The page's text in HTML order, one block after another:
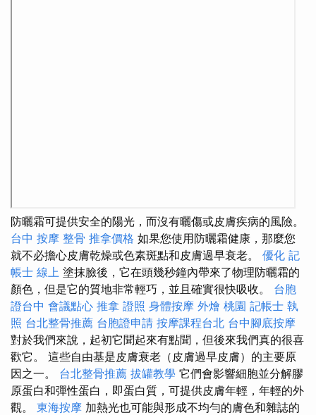
防曬霜可提供安全的陽光，而沒有曬傷或皮​​膚疾病的風險。
台中 按摩 整骨 推拿價格 如果您使用防曬霜健康，那麼您
就不必擔心皮膚乾燥或色素斑點和皮膚過早衰老。 優化 記
帳士 線上 塗抹臉後，它在頭幾秒鐘內帶來了物理防曬霜的
顏色，但是它的質地非常輕巧，並且確實很快吸收。 台胞
證台中 會議點心 推拿 證照 身體按摩 外燴 桃園 記帳士 執
照 台北整骨推薦 台胞證申請 按摩課程台北 台中腳底按摩
對於我們來說，起初它聞起來有點聞，但後來我們真的很喜
歡它。 這些自由基是皮膚衰老（皮膚過早皮膚）的主要原
因之一。 台北整骨推薦 拔罐教學 它們會影響細胞並分解膠
原蛋白和彈性蛋白，即蛋白質，可提供皮膚年輕，年輕的外
觀。 東海按摩 加熱光也可能與形成不均勻的膚色和雜誌的